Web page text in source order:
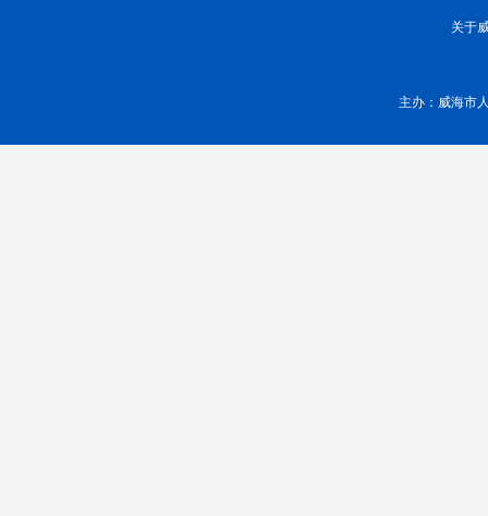
关于
主办：威海市